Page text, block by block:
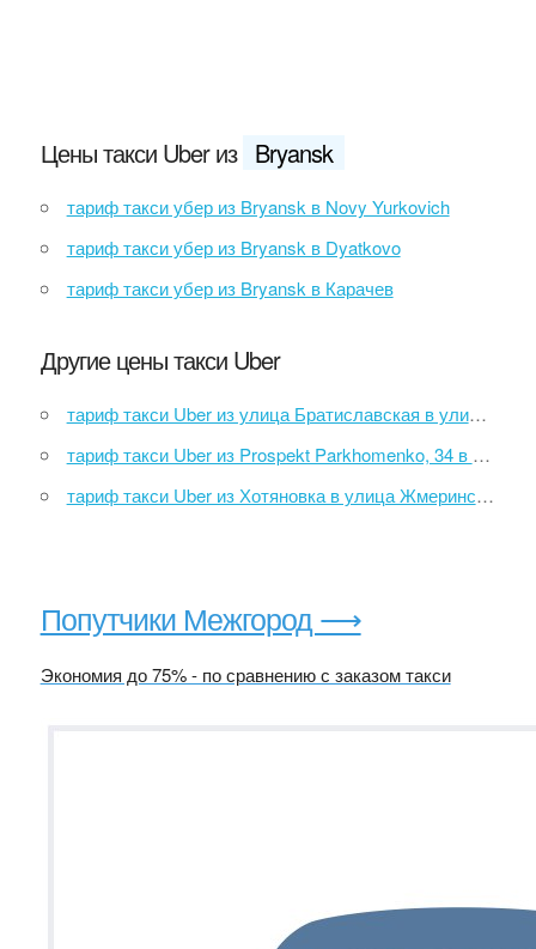
Цены такси Uber из Bryansk
тариф такси убер из Bryansk в Novy Yurkovich
тариф такси убер из Bryansk в Dyatkovo
тариф такси убер из Bryansk в Карачев
Другие цены такси Uber
тариф такси Uber из улица Братиславская в улица Чернобыльская
тариф такси Uber из Prospekt Parkhomenko, 34 в Ulitsa Sedova, 46
тариф такси Uber из Хотяновка в улица Жмеринская
Попутчики Межгород ⟶
Экономия до 75% - по сравнению с заказом такси